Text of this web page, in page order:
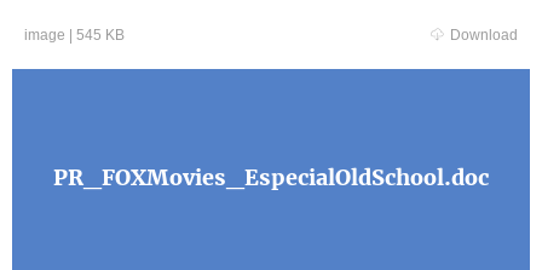
image 545 KB Download
PR_FOXMovies_EspecialOldSchool.doc